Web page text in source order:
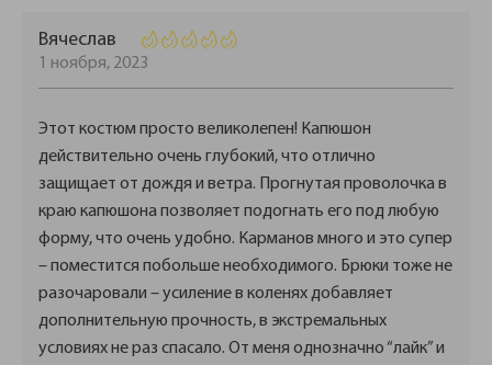
Вячеслав
1 ноября, 2023
Этот костюм просто великолепен! Капюшон
действительно очень глубокий, что отлично
защищает от дождя и ветра. Прогнутая проволочка в
краю капюшона позволяет подогнать его под любую
форму, что очень удобно. Карманов много и это супер
– поместится побольше необходимого. Брюки тоже не
разочаровали – усиление в коленях добавляет
дополнительную прочность, в экстремальных
условиях не раз спасало. От меня однозначно “лайк” и